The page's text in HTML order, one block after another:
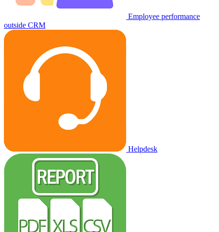
Employee performance
outside CRM
Helpdesk